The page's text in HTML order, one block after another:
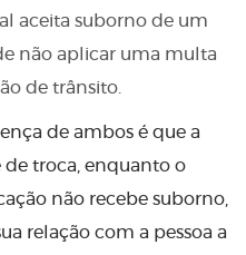
aceita suborno de um
não aplicar uma multa
de trânsito.
de ambos é que a
troca, enquanto o
não recebe suborno,
relação com a pessoa a